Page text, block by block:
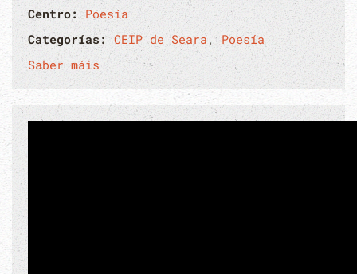
Centro: Poesía
Categorías:CEIP de Seara, Poesía
Saber máis